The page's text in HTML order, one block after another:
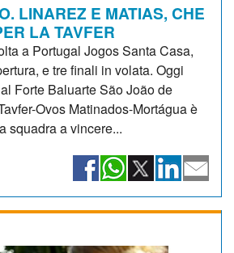
LINAREZ E MATIAS, CHE
LA TAVFER
a Portugal Jogos Santa Casa,
e tre finali in volata. Oggi
Forte Baluarte São João de
Ovos Matinados-Mortágua è
squadra a vincere...